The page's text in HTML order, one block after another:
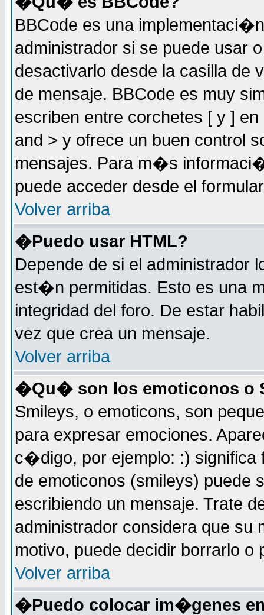
BBCode es una
administrador si se puede usar
desactivarlo desde la casilla de
de mensaje. BBCode es muy
escriben entre corchetes [ y ]
and > y ofrece un buen control
mensajes. Para m�s
puede acceder desde el
Volver arriba
�Puedo usar HTML?
Depende de si el
est�n permitidas. Esto es una
integridad del foro. De estar
vez que crea un mensaje.
Volver arriba
�Qu� son los emoticonos o
Smileys, o emoticons, son
para expresar emociones.
c�digo, por ejemplo: :) significa
de emoticonos (smileys)
escribiendo un mensaje. Trate
administrador considera que su
motivo, puede decidir borrarlo o
Volver arriba
�Puedo colocar im�genes